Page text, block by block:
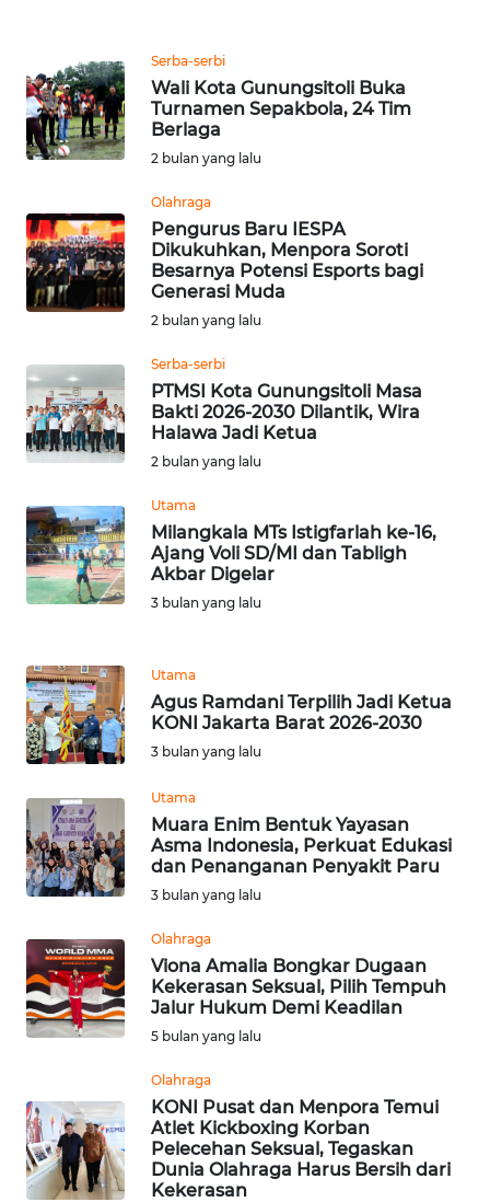
Serba-serbi
Wali Kota Gunungsitoli Buka
Turnamen Sepakbola, 24 Tim
Berlaga
2 bulan yang lalu
Olahraga
Pengurus Baru IESPA
Dikukuhkan, Menpora Soroti
Besarnya Potensi Esports bagi
Generasi Muda
2 bulan yang lalu
Serba-serbi
PTMSI Kota Gunungsitoli Masa
Bakti 2026-2030 Dilantik, Wira
Halawa Jadi Ketua
2 bulan yang lalu
Utama
Milangkala MTs Istigfarlah ke-16,
Ajang Voli SD/MI dan Tabligh
Akbar Digelar
3 bulan yang lalu
Utama
Agus Ramdani Terpilih Jadi Ketua
KONI Jakarta Barat 2026-2030
3 bulan yang lalu
Utama
Muara Enim Bentuk Yayasan
Asma Indonesia, Perkuat Edukasi
dan Penanganan Penyakit Paru
3 bulan yang lalu
Olahraga
Viona Amalia Bongkar Dugaan
Kekerasan Seksual, Pilih Tempuh
Jalur Hukum Demi Keadilan
5 bulan yang lalu
Olahraga
KONI Pusat dan Menpora Temui
Atlet Kickboxing Korban
Pelecehan Seksual, Tegaskan
Dunia Olahraga Harus Bersih dari
Kekerasan
REDAKSI
KARIR
Wahana
News
Regional
WN
JAKARTA
JABAR
WN
BANTEN
NTT
WN
KEPRI
WN
PAPUA
WN
BARAT
WN
RIAU
SERAMBI
WN
JAMBI